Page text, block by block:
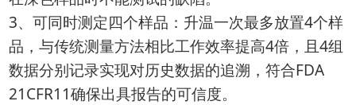
3、可同时测定四个样品：升温一次最多放置4个样
品，与传统测量方法相比工作效率提高4倍，且4组
数据分别记录实现对历史数据的追溯，符合FDA
21CFR11确保出具报告的可信度。